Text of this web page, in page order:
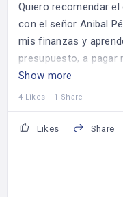
Quiero recomendar
con el señor Anibal
mis finanzas y
presupuesto, a pagar
conocimiento es
conocimiento que me
encuentro en el
Show more
4 Likes 1 Share
Likes Share